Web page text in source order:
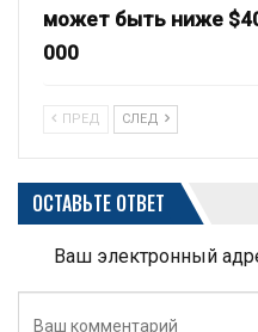
может быть ниже
000
ПРЕД СЛЕД
ОСТАВЬТЕ ОТВЕТ
Ваш электронный